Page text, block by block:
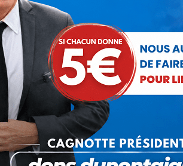
Article
suivant
:
Nicolas Dupont-Aignan
Auditeurs ont la parole